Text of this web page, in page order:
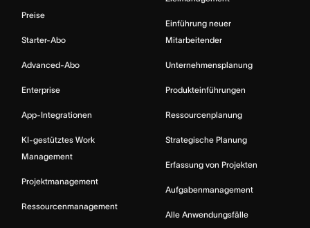
Preise
Starter-Abo
Advanced-Abo
Enterprise
App-Integrationen
KI-gestütztes Work
Management
Projektmanagement
Ressourcenmanagement
Einführung neuer
Mitarbeitender
Unternehmensplanung
Produkteinführungen
Ressourcenplanung
Strategische Planung
Erfassung von Projekten
Aufgabenmanagement
Alle Anwendungsfälle